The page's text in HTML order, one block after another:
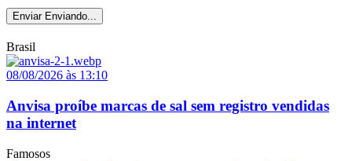
Enviar Enviando...
Brasil
08/08/2026 às 13:10
Anvisa proíbe marcas de sal sem registro vendidas
na internet
Famosos